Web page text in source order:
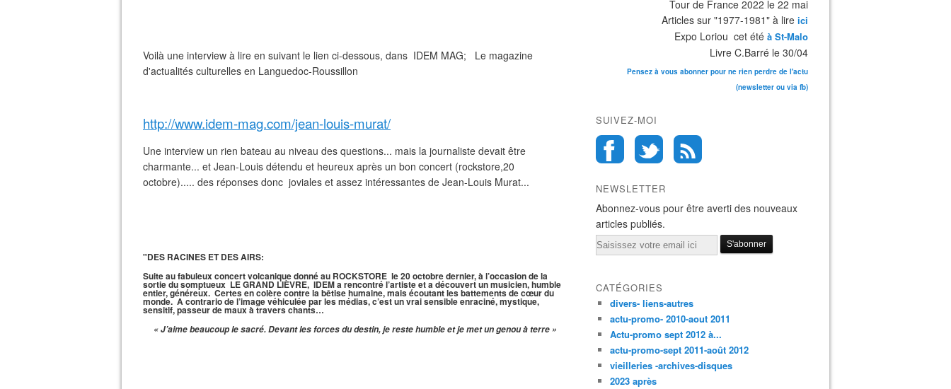
Voilà une interview à lire en suivant le lien ci-dessous, dans IDEM MAG; Le magazine
d'actualités culturelles en Languedoc-Roussillon
http://www.idem-mag.com/jean-louis-murat/
Une interview un rien bateau au niveau des questions... mais la journaliste devait être
charmante... et Jean-Louis détendu et heureux après un bon concert (rockstore,20
octobre)..... des réponses donc joviales et assez intéressantes de Jean-Louis Murat...
"DES RACINES ET DES AIRS:
Suite au fabuleux concert volcanique donné au ROCKSTORE le 20 octobre dernier, à l’occasion de la
sortie du somptueux LE GRAND LIÈVRE, IDEM a rencontré l’artiste et a découvert un musicien, humble
entier, généreux. Certes en colère contre la bêtise humaine, mais écoutant les battements de cœur du
monde. A contrario de l’image véhiculée par les médias, c’est un vrai sensible enraciné, mystique,
sensitif, passeur de maux à travers chants…
« J’aime beaucoup le sacré. Devant les forces du destin, je reste humble et je met un genou à terre »
Tour de France 2022 le 22 mai
Articles sur "1977-1981" à lire ici
Expo Loriou cet été à St-Malo
Livre C.Barré le 30/04
Pensez à vous abonner pour ne rien perdre de l'actu
(newsletter ou via fb)
SUIVEZ-MOI
NEWSLETTER
Abonnez-vous pour être averti des nouveaux
articles publiés.
Email
CATÉGORIES
divers- liens-autres
actu-promo- 2010-aout 2011
Actu-promo sept 2012 à...
actu-promo-sept 2011-août 2012
vieilleries -archives-disques
2023 après